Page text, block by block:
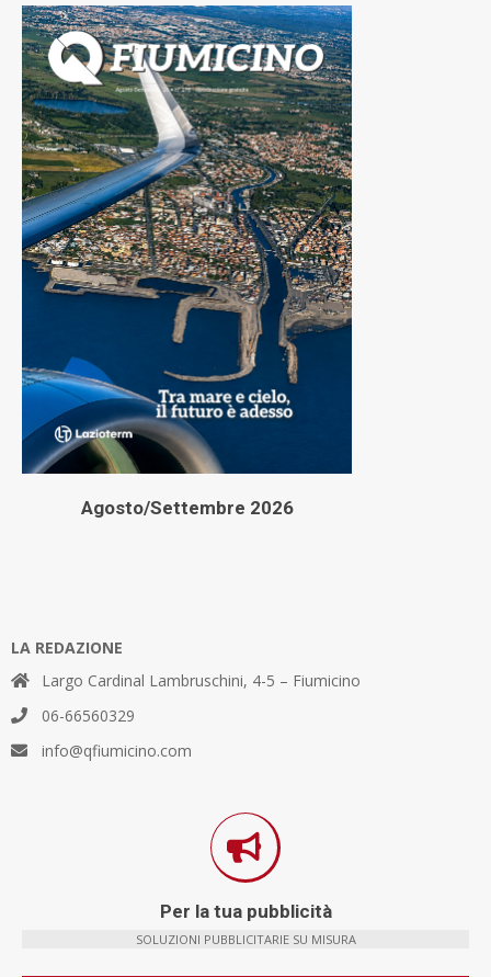
Agosto/Settembre 2026
LA REDAZIONE
Largo Cardinal Lambruschini, 4-5 – Fiumicino
06-66560329
info@qfiumicino.com
Per la tua pubblicità
SOLUZIONI PUBBLICITARIE SU MISURA